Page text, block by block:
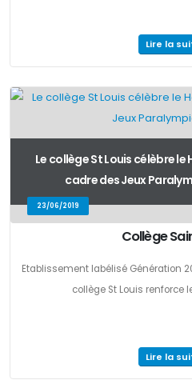
Lire la
Le collège St Louis célèbre
cadre des Jeux
23/06/2019
Collège
Etablissement labélisé Génération
collège St Louis renforce
Lire la